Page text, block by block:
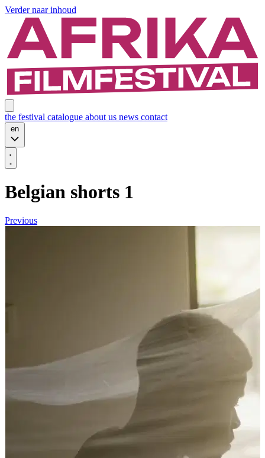
Verder naar inhoud
the festival catalogue about us news contact
en
Belgian shorts 1
Previous